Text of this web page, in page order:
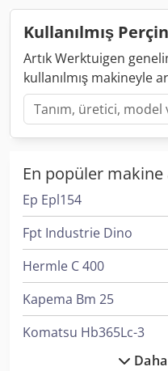
Kullanılmış
Artık Werktuigen
kullanılmış makineyle
En popüler makine
Ep Epl154
Fpt Industrie Dino
Hermle C 400
Kapema Bm 25
Komatsu Hb365Lc-3